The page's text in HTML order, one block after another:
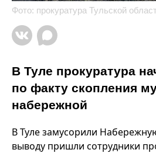
Фото: прокуратура Тульской
В Туле прокуратура
по факту скопления
набережной
В Туле замусорили
выводу пришли сотрудники